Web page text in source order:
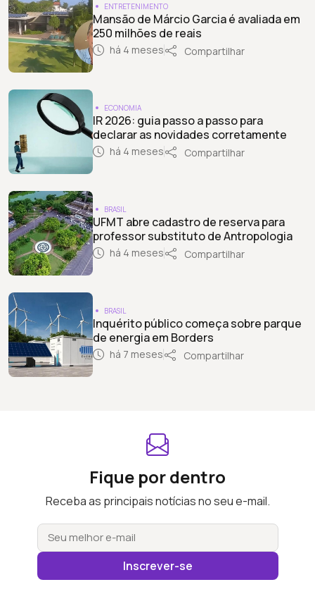
ENTRETENIMENTO
Mansão de Márcio Garcia é avaliada em
250 milhões de reais
há 4 meses Compartilhar
ECONOMIA
IR 2026: guia passo a passo para
declarar as novidades corretamente
há 4 meses Compartilhar
BRASIL
UFMT abre cadastro de reserva para
professor substituto de Antropologia
há 4 meses Compartilhar
BRASIL
Inquérito público começa sobre parque
de energia em Borders
há 7 meses Compartilhar
Fique por dentro
Receba as principais notícias no seu e-mail.
Inscrever-se